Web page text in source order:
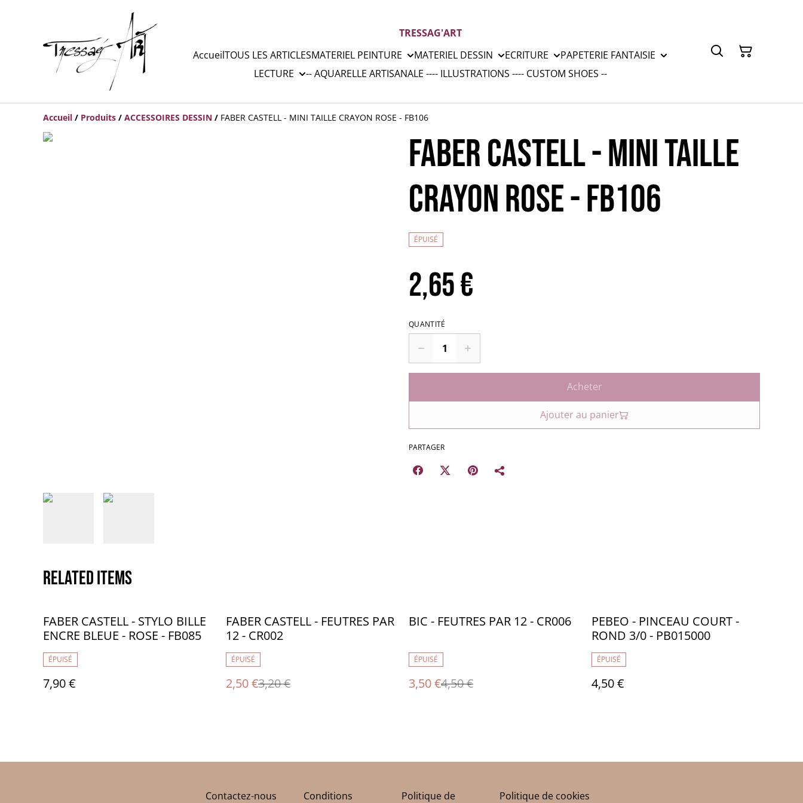
TRESSAG'ART
AccueilTOUS LES ARTICLESMATERIEL PEINTURE MATERIEL DESSIN ECRITURE
PAPETERIE FANTAISIE
LECTURE
-- AQUARELLE ARTISANALE ---- ILLUSTRATIONS ---- CUSTOM SHOES --
Accueil / Produits / ACCESSOIRES DESSIN / FABER CASTELL - MINI TAILLE CRAYON ROSE - FB106
FABER CASTELL - MINI TAILLE
CRAYON ROSE - FB106
ÉPUISÉ
2,65 €
QUANTITÉ
Acheter
Ajouter au panier
PARTAGER
Related items
FABER CASTELL - STYLO BILLE
ENCRE BLEUE - ROSE - FB085
ÉPUISÉ
7,90 €
%
FABER CASTELL - FEUTRES PAR
12 - CR002
ÉPUISÉ
2,50 €3,20 €
%
BIC - FEUTRES PAR 12 - CR006
ÉPUISÉ
3,50 €4,50 €
PEBEO - PINCEAU COURT -
ROND 3/0 - PB015000
ÉPUISÉ
4,50 €
Contactez-nous Conditions
Politique de
Politique de cookies